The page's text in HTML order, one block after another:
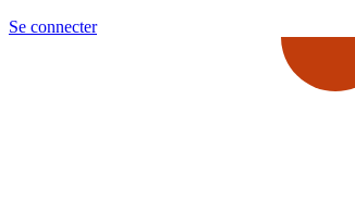
Se connecter